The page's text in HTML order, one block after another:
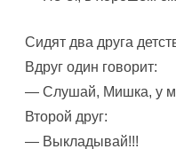
Сидят два друга
Вдруг один говорит:
— Слушай, Мишка, у
Второй друг:
— Выкладывай!!!